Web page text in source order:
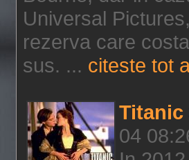
Universal
rezerva care
sus. ... citeste tot
Titanic
04